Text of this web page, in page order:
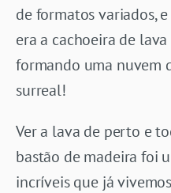
de formatos variados,
era a cachoeira de
formando uma nuvem
surreal!
Ver a lava de perto e
bastão de madeira foi
incríveis que já